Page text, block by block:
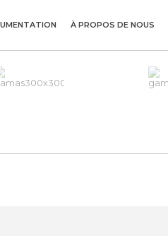
À PROPOS DE NOUS